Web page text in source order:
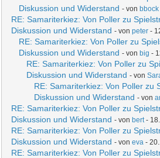
Diskussion und Widerstand - von bbock
RE: Samariterkiez: Von Poller zu
Diskussion und Widerstand - vonpeter -
RE: Samariterkiez: Von Poller zu
Diskussion und Widerstand - von big -
RE: Samariterkiez: Von Poller zu
Diskussion und Widerstand - von
RE: Samariterkiez: Von Poller zu
Diskussion und Widerstand - von
RE: Samariterkiez: Von Poller zu
Diskussion und Widerstand - von bert-
RE: Samariterkiez: Von Poller zu
Diskussion und Widerstand - voneva -
RE: Samariterkiez: Von Poller zu